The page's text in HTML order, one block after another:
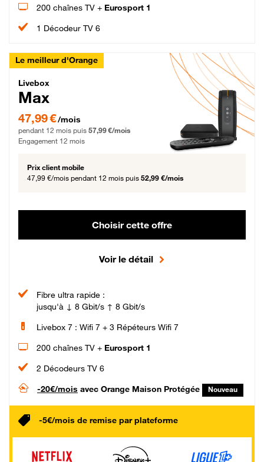
200 chaînes TV + Eurosport 1
1 Décodeur TV 6
Le meilleur d'Orange
Livebox Max Fibre
Livebox
Max
47,99 € par mois pendant 12 mois puis 57,99 € par mois, Engagement 12 mois
47,99 €/mois
pendant 12 mois puis 57,99 €/mois
Engagement 12 mois
Prix client mobile
47,99 €/mois pendant 12 mois puis 52,99 €/mois
Choisir cette offre
Voir le détail
Fibre ultra rapide :
jusqu'à ↓ 8 Gbit/s ↑ 8 Gbit/s
Livebox 7 : Wifi 7 + 3 Répéteurs Wifi 7
200 chaînes TV + Eurosport 1
2 Décodeurs TV 6
-20€/mois avec Orange Maison Protégée Nouveau
-5€/mois de remise par plateforme